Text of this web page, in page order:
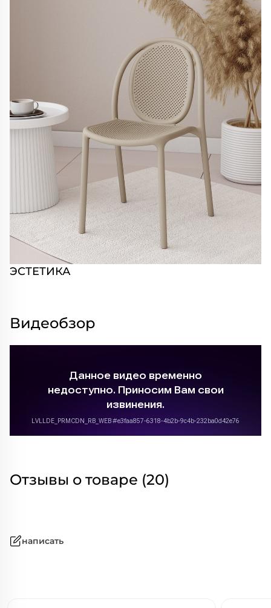
ЭСТЕТИКА
Видеобзор
Отзывы о товаре (20)
написать